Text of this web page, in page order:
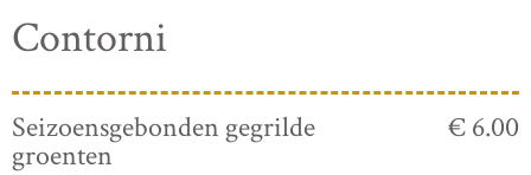
Contorni
Seizoensgebonden gegrilde
groenten
€ 6.00